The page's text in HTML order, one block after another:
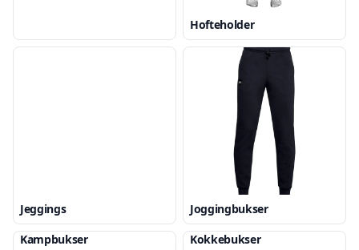
Hofteholder
Jeggings
Joggingbukser
Kampbukser
Kokkebukser